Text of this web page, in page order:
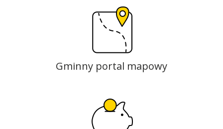
Gminny portal mapowy